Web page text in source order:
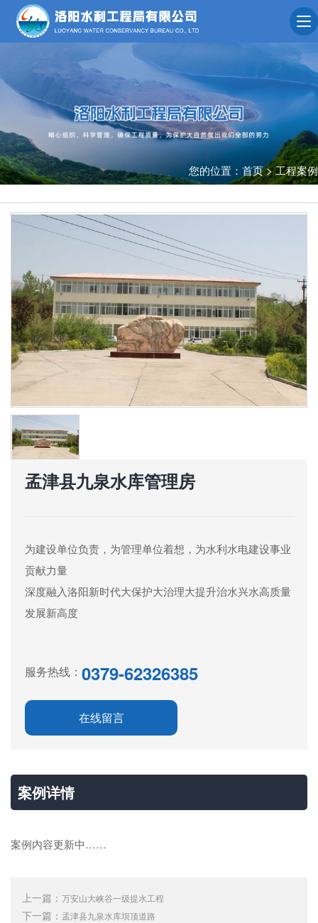
您的位置： 首页>工程案例
孟津县九泉水库管理房
为建设单位负责，为管理单位着想，为水利水电建设事业
贡献力量
深度融入洛阳新时代大保护大治理大提升治水兴水高质量
发展新高度
服务热线： 0379-62326385
在线留言
案例详情
案例内容更新中……
上一篇： 万安山大峡谷一级提水工程
下一篇： 孟津县九泉水库坝顶道路